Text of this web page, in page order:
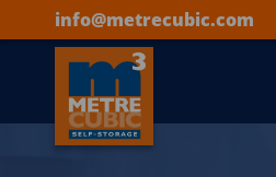
info@metrecubic.com